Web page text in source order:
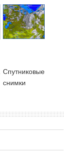
Cпутниковые
снимки